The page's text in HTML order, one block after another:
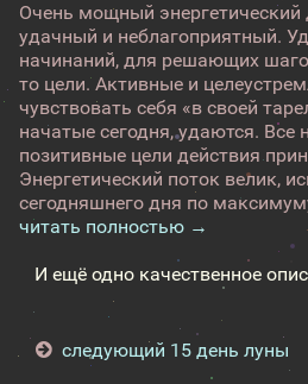
Очень мощный энергетический
удачный и неблагоприятный.
начинаний, для решающих
то цели. Активные и
чувствовать себя «в своей
начатые сегодня, удаются. Все
позитивные цели действия
Энергетический поток велик,
сегодняшнего дня по
читать полностью →
И ещё одно качественное
следующий 15 день луны